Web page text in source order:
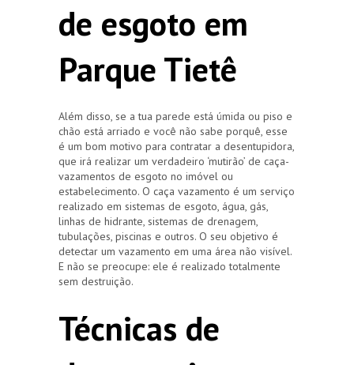
de esgoto em
Parque Tietê
Além disso, se a tua parede está úmida ou piso e
chão está arriado e você não sabe porquê, esse
é um bom motivo para contratar a desentupidora,
que irá realizar um verdadeiro ‘mutirão’ de caça-
vazamentos de esgoto no imóvel ou
estabelecimento. O caça vazamento é um serviço
realizado em sistemas de esgoto, água, gás,
linhas de hidrante, sistemas de drenagem,
tubulações, piscinas e outros. O seu objetivo é
detectar um vazamento em uma área não visível.
E não se preocupe: ele é realizado totalmente
sem destruição.
Técnicas de